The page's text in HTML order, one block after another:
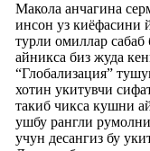
Макола анчагина
инсон уз киёфасини
турли омиллар сабаб
айникса биз жуда
“Глобализация”
хотин укитувчи
такиб чикса кушни
ушбу рангли
учун десангиз бу